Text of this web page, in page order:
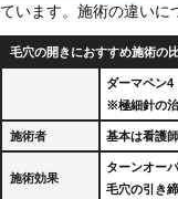
ています。施術の違いに
毛穴の開きにおすすめ施術の
ダーマペン4
※極細針の
施術者 基本は看護師
施術効果
ターンオー
毛穴の引き